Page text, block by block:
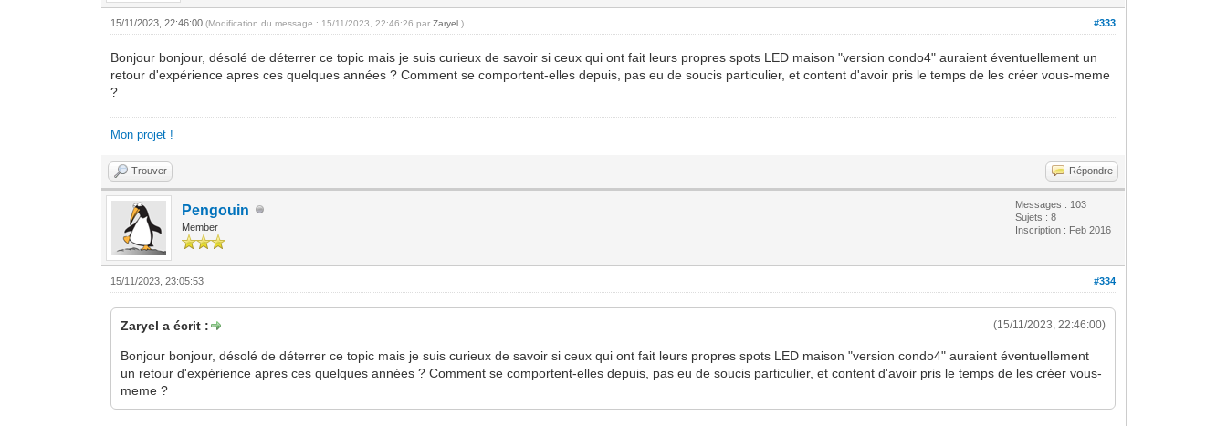
#333
15/11/2023, 22:46:00(Modification du message : 15/11/2023, 22:46:26 parZaryel .)
Bonjour bonjour, désolé de déterrer ce topic mais je suis curieux de savoir si ceux qui ont fait leurs propres spots LED maison "version condo4" auraient éventuellement un
retour d'expérience apres ces quelques années ? Comment se comportent-elles depuis, pas eu de soucis particulier, et content d'avoir pris le temps de les créer vous-meme
?
Mon projet !
Trouver Répondre
Pengouin
Member
Messages : 103
Sujets : 8
Inscription : Feb 2016
#334
15/11/2023, 23:05:53
(15/11/2023, 22:46:00)
Zaryel a écrit :
Bonjour bonjour, désolé de déterrer ce topic mais je suis curieux de savoir si ceux qui ont fait leurs propres spots LED maison "version condo4" auraient éventuellement
un retour d'expérience apres ces quelques années ? Comment se comportent-elles depuis, pas eu de soucis particulier, et content d'avoir pris le temps de les créer vous-
meme ?